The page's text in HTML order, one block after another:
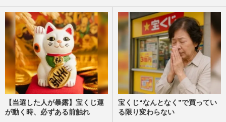
【当選した人が暴露】宝くじ運
が動く時、必ずある前触れ
宝くじ“なんとなく”で買ってい
る限り変わらない